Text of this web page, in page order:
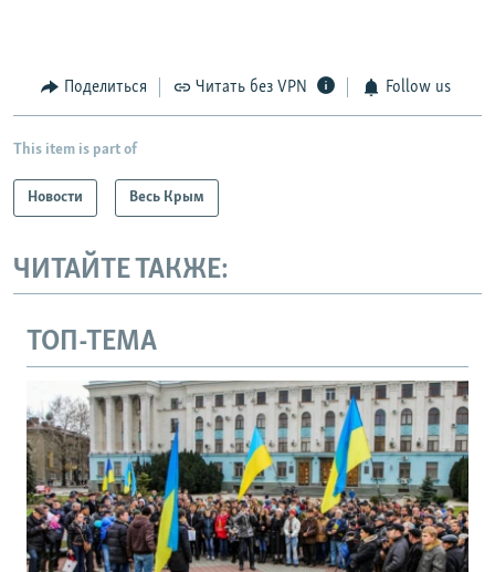
Поделиться Читать без VPN Follow us
This item is part of
Новости Весь Крым
ЧИТАЙТЕ ТАКЖЕ:
ТОП-ТЕМА